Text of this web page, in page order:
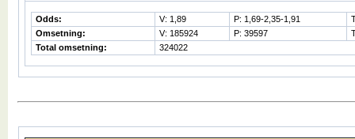
Odds: V: 1,89 P: 1,69-2,35-1,91
Omsetning:
V: 185924 P: 39597
Total omsetning:
324022